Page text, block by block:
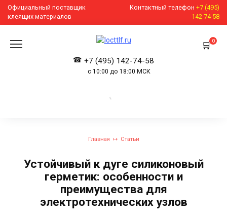
Перейти
содержанию
Официальный поставщик
клеящих материалов
Контактный телефон +7 (495)
142-74-58
+7 (495) 142-74-58
с 10:00 до 18:00 МСК
0
Главная Статьи
Устойчивый к дуге силиконовый
герметик: особенности и
преимущества для
электротехнических узлов